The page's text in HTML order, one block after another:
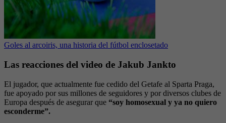
Goles al arcoiris, una historia del fútbol enclosetado
Las reacciones del video de Jakub Jankto
El jugador, que actualmente fue cedido del Getafe al Sparta Praga,
fue apoyado por sus millones de seguidores y por diversos clubes de
Europa después de asegurar que “soy homosexual y ya no quiero
esconderme”.